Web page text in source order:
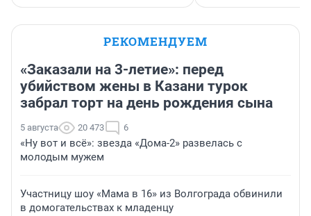
РЕКОМЕНДУЕМ
«Заказали на 3-летие»: перед
убийством жены в Казани турок
забрал торт на день рождения сына
5 августа 20 473 6
«Ну вот и всё»: звезда «Дома-2» развелась с
молодым мужем
Участницу шоу «Мама в 16» из Волгограда обвинили
в домогательствах к младенцу